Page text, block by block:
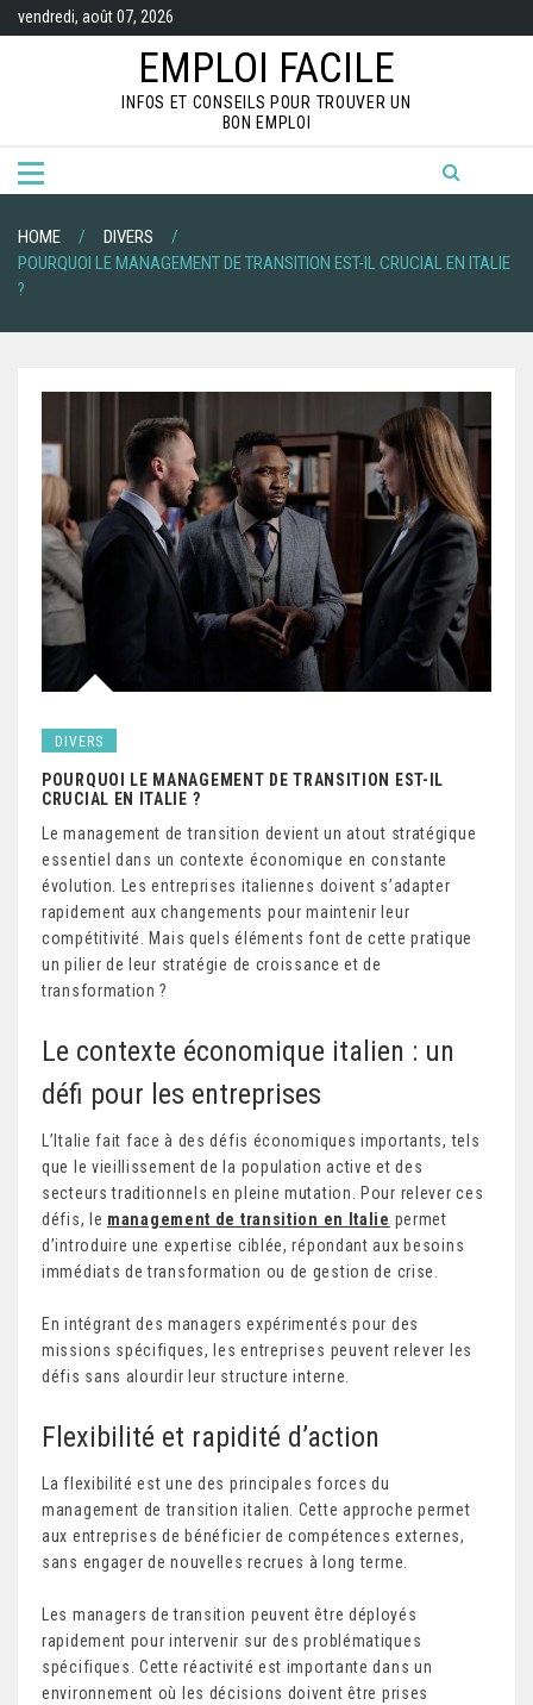
t
vendredi, août 07, 2026
EMPLOI FACILE
INFOS ET CONSEILS POUR TROUVER UN
BON EMPLOI
HOME
DIVERS
POURQUOI LE MANAGEMENT DE TRANSITION EST-IL CRUCIAL EN ITALIE
?
DIVERS
POURQUOI LE MANAGEMENT DE TRANSITION EST-IL
CRUCIAL EN ITALIE ?
Le management de transition devient un atout stratégique
essentiel dans un contexte économique en constante
évolution. Les entreprises italiennes doivent s’adapter
rapidement aux changements pour maintenir leur
compétitivité. Mais quels éléments font de cette pratique
un pilier de leur stratégie de croissance et de
transformation ?
Le contexte économique italien : un
défi pour les entreprises
L’Italie fait face à des défis économiques importants, tels
que le vieillissement de la population active et des
secteurs traditionnels en pleine mutation. Pour relever ces
défis, le management de transition en Italie permet
d’introduire une expertise ciblée, répondant aux besoins
immédiats de transformation ou de gestion de crise.
En intégrant des managers expérimentés pour des
missions spécifiques, les entreprises peuvent relever les
défis sans alourdir leur structure interne.
Flexibilité et rapidité d’action
La flexibilité est une des principales forces du
management de transition italien. Cette approche permet
aux entreprises de bénéficier de compétences externes,
sans engager de nouvelles recrues à long terme.
Les managers de transition peuvent être déployés
rapidement pour intervenir sur des problématiques
spécifiques. Cette réactivité est importante dans un
environnement où les décisions doivent être prises